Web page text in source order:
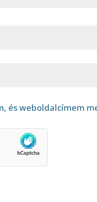
és weboldalcímem